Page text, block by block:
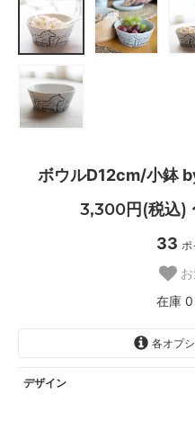
ボウルD12cm/小鉢
3,300円(税込)
33
在庫 0
各オプ
デザイン